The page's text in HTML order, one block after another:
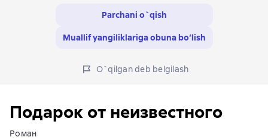
Parchani o`qish
Muallif yangiliklariga obuna bo‘lish
O`qilgan deb belgilash
Подарок от неизвестного
Роман